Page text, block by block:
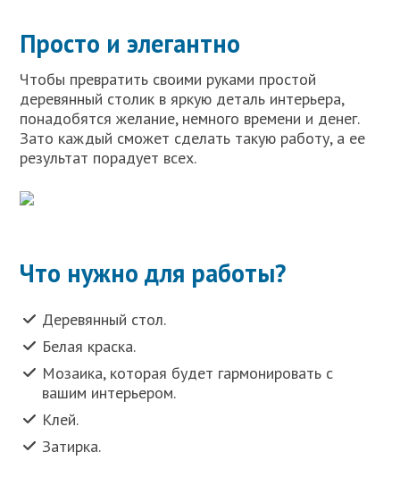
Просто и элегантно
Чтобы превратить своими руками простой
деревянный столик в яркую деталь интерьера,
понадобятся желание, немного времени и денег.
Зато каждый сможет сделать такую работу, а ее
результат порадует всех.
Что нужно для работы?
Деревянный стол.
Белая краска.
Мозаика, которая будет гармонировать с
вашим интерьером.
Клей.
Затирка.